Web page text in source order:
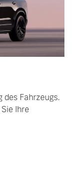
Fahrzeugs.
Ihre